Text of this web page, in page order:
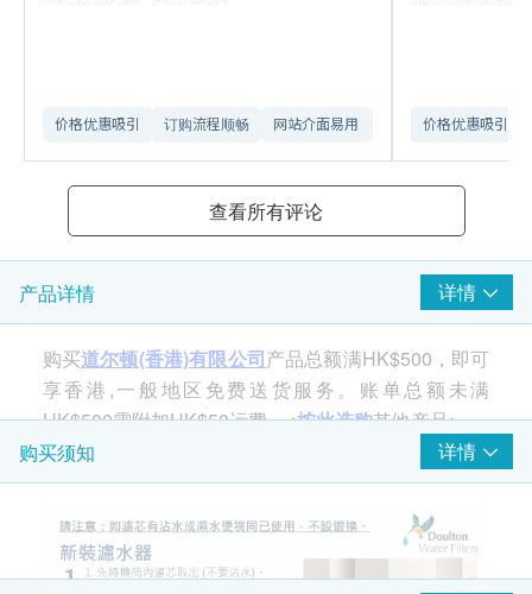
价格优惠吸引 订购流程顺畅 网站介面易用 送货安排流畅
价格优惠吸引
查看所有评论
产品详情 详情
购买道尔顿(香港)有限公司产品总额满HK$500，即可
享香港,一般地区免费送货服务。账单总额未满
HK$500需附加HK$50运费。<按此选购其他产品>
购买须知 详情